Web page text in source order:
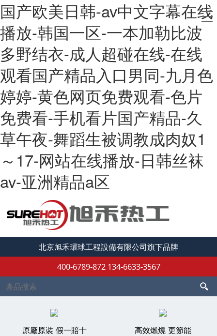
国产欧美日韩-av中文字幕在线
播放-韩国一区-一本加勒比波
多野结衣-成人超碰在线-在线
观看国产精品入口男同-九月色
婷婷-黄色网页免费观看-色片
免费看-手机看片国产精品-久
草午夜-舞蹈生被调教成肉奴1
～17-网站在线播放-日韩丝袜
av-亚洲精品a区
北京旭禾環球工程設備有限公司旗下品牌
400-6789-872 134-6633-3567
原廠原裝 假一賠十 高效燃燒 更節能